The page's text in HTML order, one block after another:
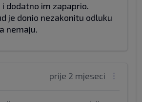
dodatno im zapaprio.
je donio nezakonitu odluku
nemaju.
prije 2 mjeseci